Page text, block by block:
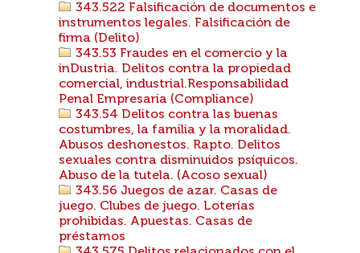
343.522 Falsificación de documentos e
instrumentos legales. Falsificación de
firma (Delito)
343.53 Fraudes en el comercio y la
inDustria. Delitos contra la propiedad
comercial, industrial.Responsabilidad
Penal Empresaria (Compliance)
343.54 Delitos contra las buenas
costumbres, la familia y la moralidad.
Abusos deshonestos. Rapto. Delitos
sexuales contra disminuidos psíquicos.
Abuso de la tutela. (Acoso sexual)
343.56 Juegos de azar. Casas de
juego. Clubes de juego. Loterías
prohibidas. Apuestas. Casas de
préstamos